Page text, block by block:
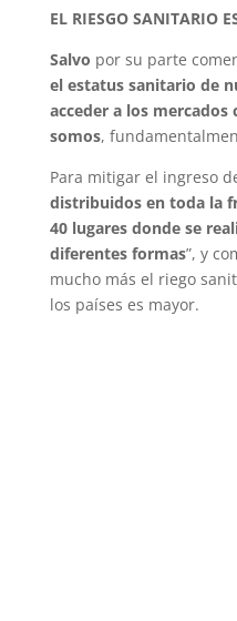
EL RIESGO SANITARIO
Salvo por su parte
el estatus sanitario de
acceder a los
somos,
Para mitigar el ingreso
distribuidos en toda la
40 lugares donde se
diferentes formas”, y
mucho más el riego
los países es mayor.